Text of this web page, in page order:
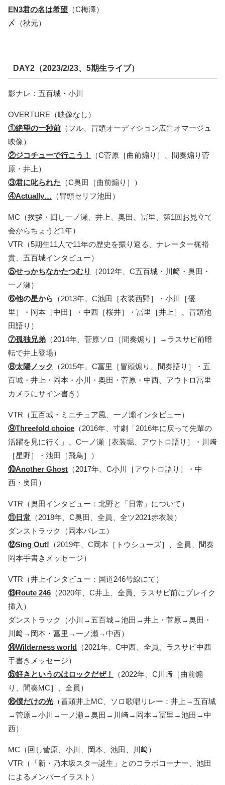
EN3君の名は希望 （C梅澤）
〆（秋元）
DAY2（2023/2/23、5期生ライブ）
影ナレ：五百城・小川
OVERTURE（映像なし）
①絶望の一秒前 （フル、冒頭オーディション広告オマージュ
映像）
②ジコチューで行こう！
（C菅原［曲前煽り］、間奏煽り菅
原・井上）
③君に叱られた （C奥田［曲前煽り］）
④Actually… （冒頭セリフ池田）
MC（挨拶・回し一ノ瀬、井上、奥田、冨里、第1回お見立て
会からちょうど1年）
VTR（5期生11人で11年の歴史を振り返る、ナレーター梶裕
貴、五百城インタビュー）
⑤せっかちなかたつむり
（2012年、C五百城・川﨑・奥田・
一ノ瀬）
⑥他の星から （2013年、C池田［衣装西野］・小川［優
里］・岡本［中田］・中西［桜井］・冨里［井上］、冒頭池
田語り）
⑦孤独兄弟 （2014年、菅原ソロ［間奏煽り］→ラスサビ前暗
転で井上登場）
⑧太陽ノック
（2015年、C冨里［冒頭煽り、間奏語り］・五
百城・井上・岡本・小川・奥田・菅原・中西、アウトロ冨里
カメラにサイン書き）
VTR（五百城・ミニチュア風、一ノ瀬インタビュー）
⑨Threefold choice （2016年、寸劇「2016年に戻って先輩の
活躍を見に行く」、C一ノ瀬［衣装堀、アウトロ語り］・川﨑
［星野］・池田［飛鳥］）
⑩Another Ghost （2017年、C小川［アウトロ語り］・中
西・奥田）
VTR（奥田インタビュー：北野と「日常」について）
⑪日常 （2018年、C奥田、全員、全ツ2021赤衣装）
ダンストラック（岡本バレエ）
⑫Sing Out! （2019年、C岡本［トウシューズ］、全員、間奏
岡本手書きメッセージ）
VTR（井上インタビュー：国道246号線にて）
⑬Route 246 （2020年、C井上、全員、ラスサビ前にブレイク
挿入）
ダンストラック（小川→五百城→池田→井上・菅原→奥田・
川﨑→岡本・冨里→一ノ瀬→中西）
⑭Wilderness world （2021年、C中西、全員、ラスサビ中西
手書きメッセージ）
⑮好きというのはロックだぜ！
（2022年、C川﨑［曲前煽
り、間奏MC］、全員）
⑯僕だけの光 （冒頭井上MC、ソロ歌唱リレー：井上→五百城
→菅原→小川→一ノ瀬→奥田→川﨑→岡本→冨里→池田→中
西）
MC（回し菅原、小川、岡本、池田、川﨑）
VTR（「新・乃木坂スター誕生」とのコラボコーナー、池田
によるメンバーイラスト）